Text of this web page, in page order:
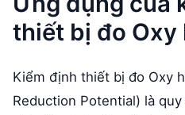
thiết bị đo Oxy
Kiểm định thiết bị đo Oxy
Reduction Potential) là